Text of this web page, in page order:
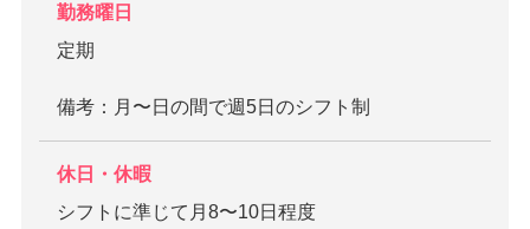
勤務曜日
定期
備考：月〜日の間で週5日のシフト制
休日・休暇
シフトに準じて月8〜10日程度